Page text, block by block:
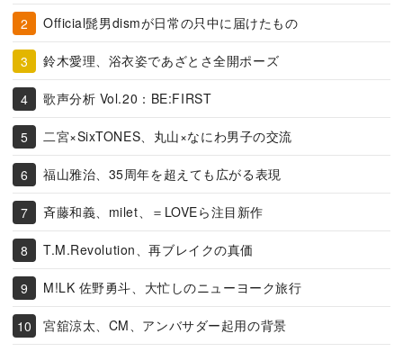
Official髭男dismが日常の只中に届けたもの
鈴木愛理、浴衣姿であざとさ全開ポーズ
歌声分析 Vol.20：BE:FIRST
二宮×SixTONES、丸山×なにわ男子の交流
福山雅治、35周年を超えても広がる表現
斉藤和義、milet、＝LOVEら注目新作
T.M.Revolution、再ブレイクの真価
M!LK 佐野勇斗、大忙しのニューヨーク旅行
宮舘涼太、CM、アンバサダー起用の背景